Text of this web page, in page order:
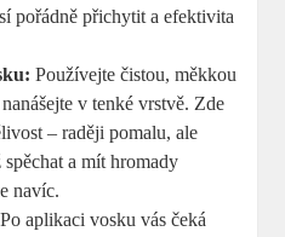
pořádně přichytit a efektivita
Používejte čistou, měkkou
v tenké vrstvě. Zde
– raději pomalu, ale
spěchat a mít hromady
navíc.
Po aplikaci vosku vás čeká